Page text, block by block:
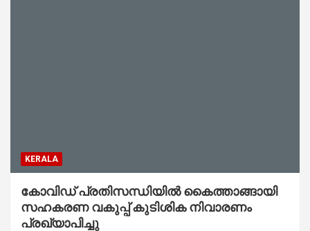
KERALA
കോവിഡ് പ്രതിസന്ധിയില്‍ കൈത്താങ്ങായി
സഹകരണ വകുപ്പ് കുടിശിക നിവാരണം
പ്രഖ്യാപിച്ചു